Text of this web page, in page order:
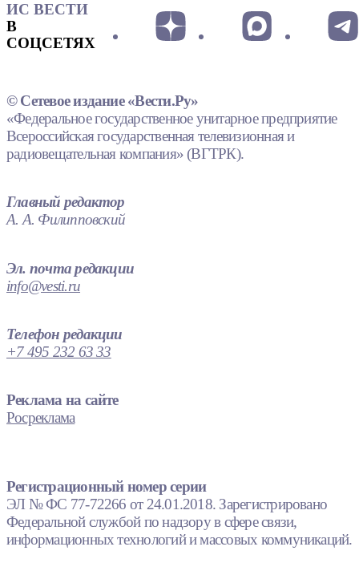
ИС ВЕСТИ
В
СОЦСЕТЯХ
© Сетевое издание «Вести.Ру»
«Федеральное государственное унитарное предприятие
Всероссийская государственная телевизионная и
радиовещательная компания» (ВГТРК).
Главный редактор
А. А. Филипповский
Эл. почта редакции
info@vesti.ru
Телефон редакции
+7 495 232 63 33
Реклама на сайте
Росреклама
Регистрационный номер серии
ЭЛ № ФС 77-72266 от 24.01.2018. Зарегистрировано
Федеральной службой по надзору в сфере связи,
информационных технологий и массовых коммуникаций.